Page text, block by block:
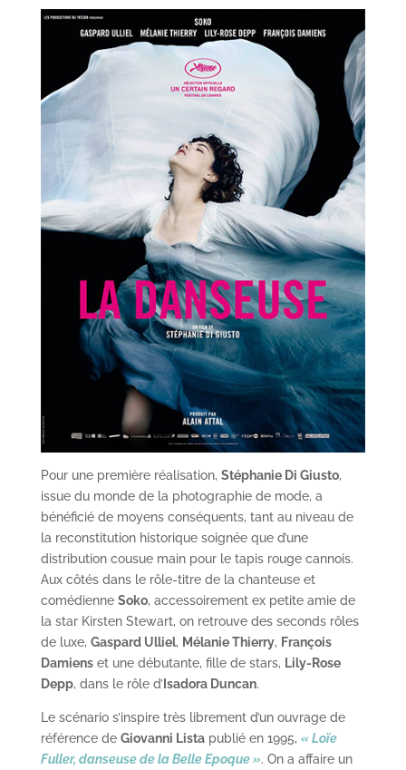
Pour une première réalisation, Stéphanie Di Giusto,
issue du monde de la photographie de mode, a
bénéficié de moyens conséquents, tant au niveau de
la reconstitution historique soignée que d’une
distribution cousue main pour le tapis rouge cannois.
Aux côtés dans le rôle-titre de la chanteuse et
comédienne Soko, accessoirement ex petite amie de
la star Kirsten Stewart, on retrouve des seconds rôles
de luxe, Gaspard Ulliel, Mélanie Thierry, François
Damienset une débutante, fille de stars, Lily-Rose
Depp, dans le rôle d’ Isadora Duncan.
Le scénario s’inspire très librement d’un ouvrage de
référence de Giovanni Listapublié en 1995, « Loïe
Fuller, danseuse de la Belle Epoque ». On a affaire un